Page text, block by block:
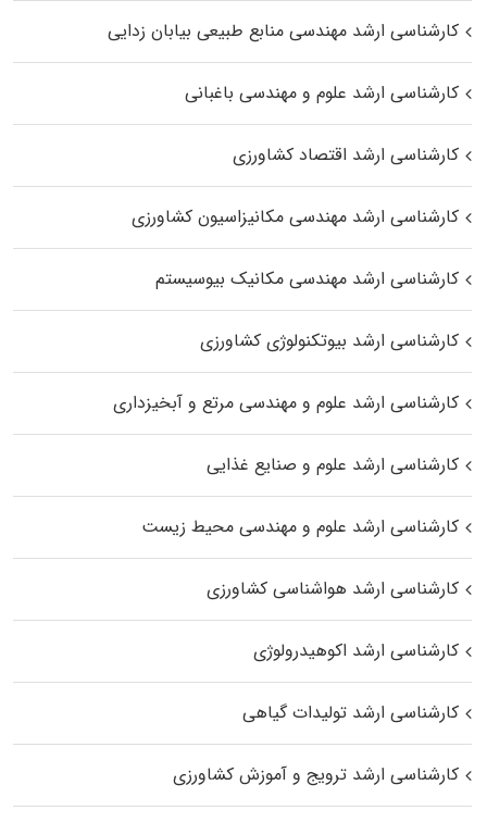
کارشناسی ارشد مهندسی منابع طبیعی بیابان زدایی
کارشناسی ارشد علوم و مهندسی باغبانی
کارشناسی ارشد اقتصاد کشاورزی
کارشناسی ارشد مهندسی مکانیزاسیون کشاورزی
کارشناسی ارشد مهندسی مکانیک بیوسیستم
کارشناسی ارشد بیوتکنولوژی کشاورزی
کارشناسی ارشد علوم و مهندسی مرتع و آبخیزداری
کارشناسی ارشد علوم و صنایع غذایی
کارشناسی ارشد علوم و مهندسی محیط زیست
کارشناسی ارشد هواشناسی کشاورزی
کارشناسی ارشد اکوهیدرولوژی
کارشناسی ارشد تولیدات گیاهی
کارشناسی ارشد ترویج و آموزش کشاورزی